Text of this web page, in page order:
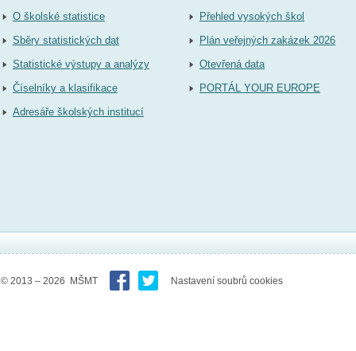
O školské statistice
Sběry statistických dat
Statistické výstupy a analýzy
Číselníky a klasifikace
Adresáře školských institucí
Přehled vysokých škol
Plán veřejných zakázek 2026
Otevřená data
PORTÁL YOUR EUROPE
© 2013 – 2026 MŠMT Nastavení soubrů cookies